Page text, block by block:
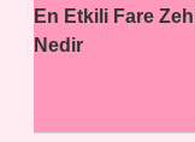
En Etkili Fare
Nedir